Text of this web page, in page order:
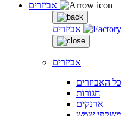
אביזרים
אביזרים
כל האביזרים
חגורות
ארנקים